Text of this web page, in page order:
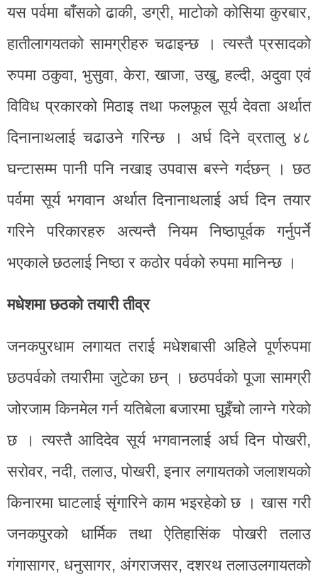
यस पर्वमा बाँसको ढाकी, डग्री, माटोको कोसिया कुरबार,
हातीलागयतको सामग्रीहरु चढाइन्छ । त्यस्तै प्रसादको
रुपमा ठकुवा, भुसुवा, केरा, खाजा, उखु, हल्दी, अदुवा एवं
विविध प्रकारको मिठाइ तथा फलफूल सूर्य देवता अर्थात
दिनानाथलाई चढाउने गरिन्छ । अर्घ दिने व्रतालु ४८
घन्टासम्म पानी पनि नखाइ उपवास बस्ने गर्दछन् । छठ
पर्वमा सूर्य भगवान अर्थात दिनानाथलाई अर्घ दिन तयार
गरिने परिकारहरु अत्यन्तै नियम निष्ठापूर्वक गर्नुपर्ने
भएकाले छठलाई निष्ठा र कठोर पर्वको रुपमा मानिन्छ ।
मधेशमा छठको तयारी तीव्र
जनकपुरधाम लगायत तराई मधेशबासी अहिले पूर्णरुपमा
छठपर्वको तयारीमा जुटेका छन् । छठपर्वको पूजा सामग्री
जोरजाम किनमेल गर्न यतिबेला बजारमा घुइँचो लाग्ने गरेको
छ । त्यस्तै आदिदेव सूर्य भगवानलाई अर्घ दिन पोखरी,
सरोवर, नदी, तलाउ, पोखरी, इनार लगायतको जलाशयको
किनारमा घाटलाई सृंगारिने काम भइरहेको छ । खास गरी
जनकपुरको धार्मिक तथा ऐतिहासिंक पोखरी तलाउ
गंगासागर, धनुसागर, अंगराजसर, दशरथ तलाउलगायतको